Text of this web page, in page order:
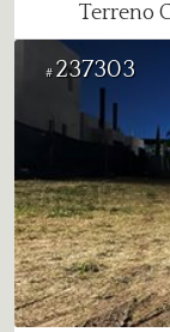
Terreno
# 237303